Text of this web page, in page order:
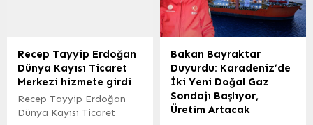
10.348,00 TL‘ye ulaştı.
Yatırımcıların yakından
takip ettiği yarım altın
20.652,00 TL, tam altın ise
41.093,47 TL seviyesinde
kaydedildi. Cumhuriyet...
MANİSA (İGFA) –
Manisa’da 50 üreticiye 500
ana arının dağıtıldığı
programa Genel Sekreter
Yardımcısı Ali Öztozlu da
katıldı. Manisa Büyükşehir
Belediyesi tarafından
Gölmarmara...
Recep Tayyip Erdoğan
Dünya Kayısı Ticaret
Merkezi hizmete girdi
Recep Tayyip Erdoğan
Dünya Kayısı Ticaret
Bakan Bayraktar
Duyurdu: Karadeniz’de
İki Yeni Doğal Gaz
Sondajı Başlıyor,
Üretim Artacak